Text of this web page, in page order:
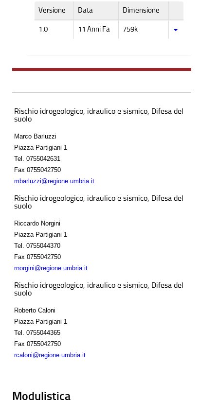
Versione Data Dimensione
1.0 11 Anni Fa 759k
Rischio idrogeologico, idraulico e sismico, Difesa del
suolo
Marco Barluzzi
Piazza Partigiani 1
Tel.
0755042631
Fax 0755042750
mbarluzzi@regione.umbria.it
Rischio idrogeologico, idraulico e sismico, Difesa del
suolo
Riccardo Norgini
Piazza Partigiani 1
Tel.
0755044370
Fax 0755042750
rnorgini@regione.umbria.it
Rischio idrogeologico, idraulico e sismico, Difesa del
suolo
Roberto Caloni
Piazza Partigiani 1
Tel.
0755044365
Fax 0755042750
rcaloni@regione.umbria.it
Modulistica